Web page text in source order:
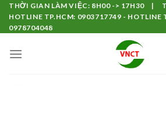
Skip
content
THỜI GIAN LÀM VIỆC: 8H00 -> 17H30 |
HOTLINE TP.HCM: 0903717749 - HOTLINE
0978704048